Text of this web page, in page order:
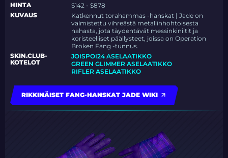
HINTA
$142 - $878
KUVAUS
Katkennut torahammas -hanskat | Jade on
valmistettu vihreästä metallinhohtoisesta
nahasta, jota täydentävät messinkiniitit ja
koristeelliset päällysteet, joissa on Operation
Broken Fang -tunnus.
SKIN.CLUB-
KOTELOT
JOISPOI24 ASELAATIKKO
GREEN GLIMMER ASELAATIKKO
RIFLER ASELAATIKKO
RIKKINÄISET FANG-HANSKAT JADE WIKI